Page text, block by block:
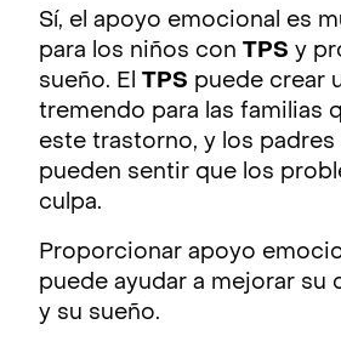
Sí, el apoyo emocional es
para los niños con TPS y
sueño. El TPS puede crear
tremendo para las familias
este trastorno, y los padres
pueden sentir que los
culpa.
Proporcionar apoyo
puede ayudar a mejorar su
y su sueño.